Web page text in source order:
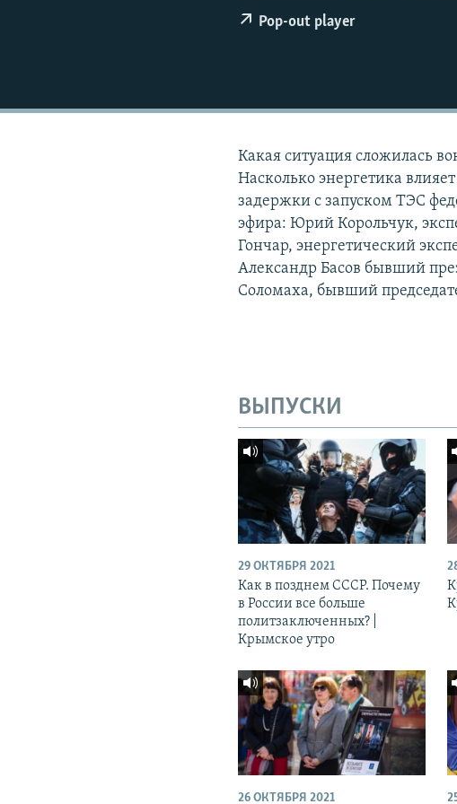
Pop-out player
Какая ситуация сложилась
Насколько энергетика
задержки с запуском ТЭС
эфира: Юрий Корольчук,
Гончар, энергетический
Александр Басов бывший
Соломаха, бывший
ВЫПУСКИ
29 ОКТЯБРЯ 2021
Как в позднем СССР. Почему
в России все больше
политзаключенных? |
Крымское утро
26 ОКТЯБРЯ 2021